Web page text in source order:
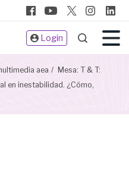
Login
aea
Mesa: T & T:
en inestabilidad. ¿Cómo,